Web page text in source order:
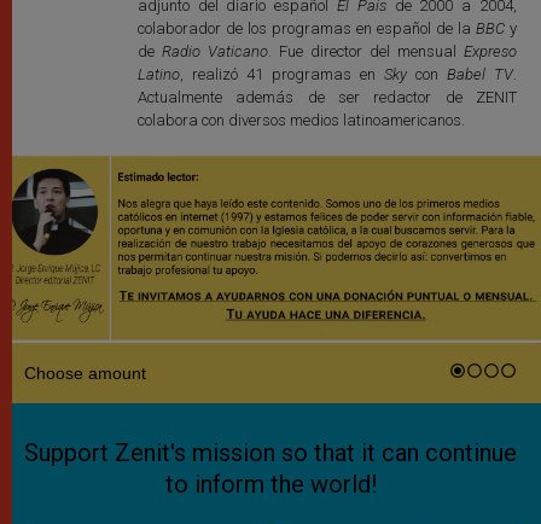
adjunto del diario españolEl Paísde 2000 a 2004,
colaborador de los programas en español de la BBCy
de Radio Vaticano. Fue director del mensualExpreso
Latino, realizó 41 programas en Skycon Babel TV.
Actualmente además de ser redactor de ZENIT
colabora con diversos medios latinoamericanos.